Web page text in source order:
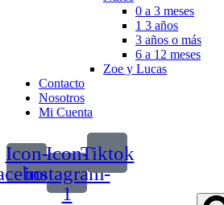
0 a 3 meses
1 3 años
3 años o más
6 a 12 meses
Zoe y Lucas
Contacto
Nosotros
Mi Cuenta
Icon-Icon-
instagram-
1
Tiktok